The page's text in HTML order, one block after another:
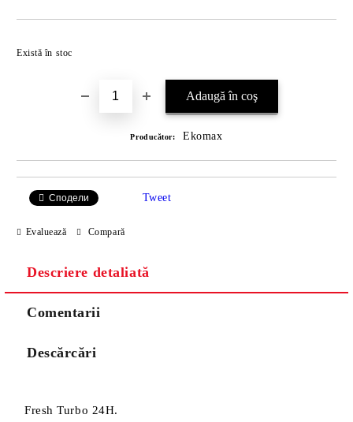
Există în stoc
Producător: Ekomax
Сподели Tweet
Evaluează Compară
Descriere detaliată
Comentarii
Descărcări
Fresh Turbo 24H.